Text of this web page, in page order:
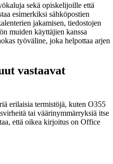
sekä opiskelijoille että
esimerkiksi sähköpostien
jakamisen, tiedostojen
muiden käyttäjien kanssa
työväline, joka helpottaa arjen
vastaavat
erilaisia termistöjä, kuten O355
tai väärinymmärryksiä itse
että oikea kirjoitus on Office